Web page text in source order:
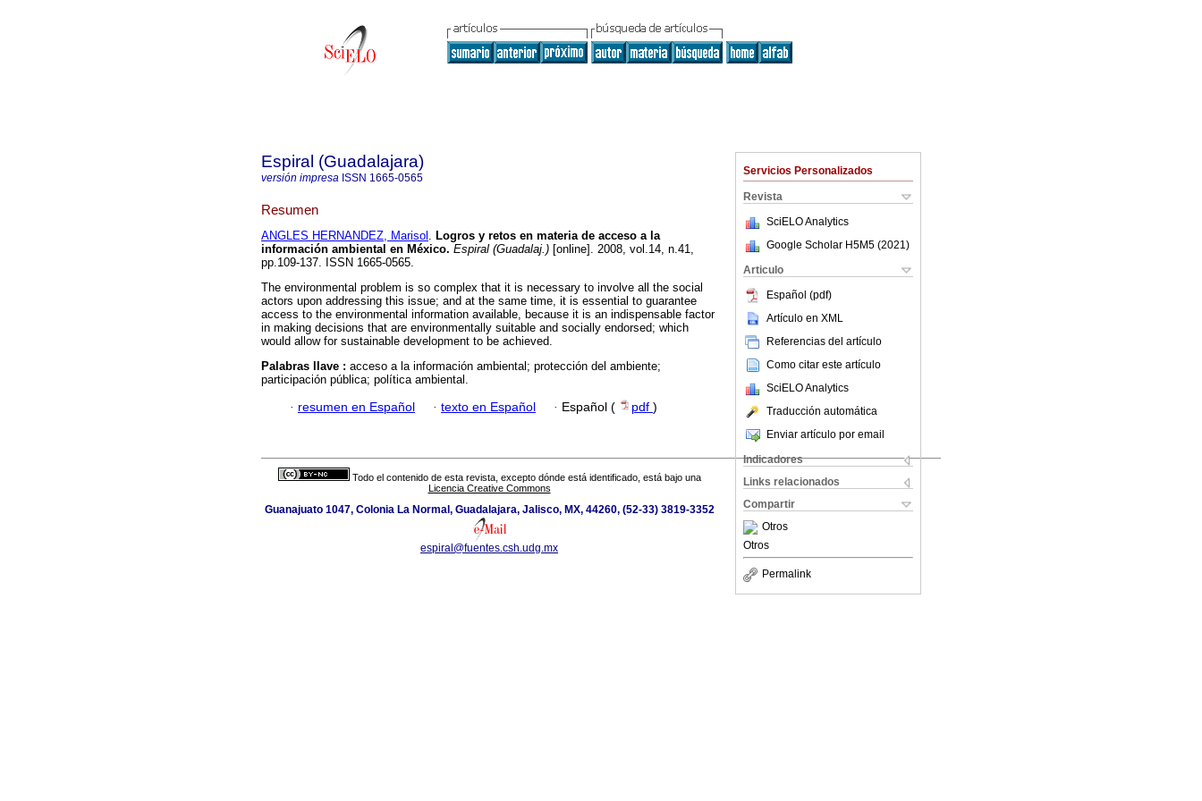
Servicios Personalizados
Revista
SciELO Analytics
Google Scholar H5M5 (2021 )
Articulo
Español (pdf)
Artículo en XML
Referencias del artículo
Como citar este artículo
SciELO Analytics
Traducción automática
Enviar artículo por email
Indicadores
Links relacionados
Compartir
Otros
Otros
Permalink
Espiral (Guadalajara)
versión impresa ISSN 1665-0565
Resumen
ANGLES HERNANDEZ, Marisol . Logros y retos en materia de acceso a la
información ambiental en México. Espiral (Guadalaj.) [online]. 2008, vol.14, n.41,
pp.109-137. ISSN 1665-0565.
The environmental problem is so complex that it is necessary to involve all the social
actors upon addressing this issue; and at the same time, it is essential to guarantee
access to the environmental information available, because it is an indispensable factor
in making decisions that are environmentally suitable and socially endorsed; which
would allow for sustainable development to be achieved.
Palabras llave : acceso a la información ambiental; protección del ambiente;
participación pública; política ambiental.
· resumen en Español · texto en Español · Español ( pdf )
Todo el contenido de esta revista, excepto dónde está identificado, está bajo una
Licencia Creative Commons
Guanajuato 1047, Colonia La Normal, Guadalajara, Jalisco, MX, 44260, (52-33) 3819-3352
espiral@fuentes.csh.udg.mx